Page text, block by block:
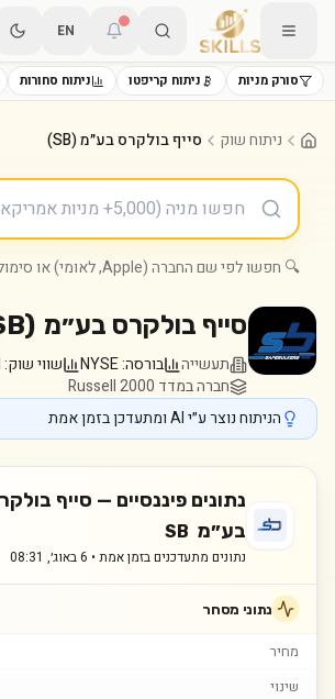
EN
סורק מניות ניתוח קריפטו ניתוח סחורות
ניתוח שוק סייף בולקרס בע״מ (SB)
🔍 חפשו לפי שם החברה (Apple, לאומי) או סימול (AAPL, LUMI.TA)
סייף בולקרס בע״מ (
תעשייה בורסה:NYSE שווי שוק:
חברה במדד Russell 2000
הניתוח נוצר ע״י AI ומתעדכן בזמן אמת
נתונים פיננסיים — סייף
בע״מ SB
נתונים מתעדכנים בזמן אמת • 6 באוג׳, 08:31
נתוני מסחר
מחיר
שינוי